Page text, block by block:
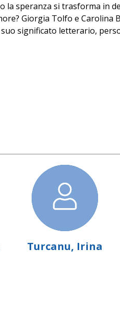
la speranza si trasforma
Giorgia Tolfo e Carolina
significato letterario,
Turcanu, Irina